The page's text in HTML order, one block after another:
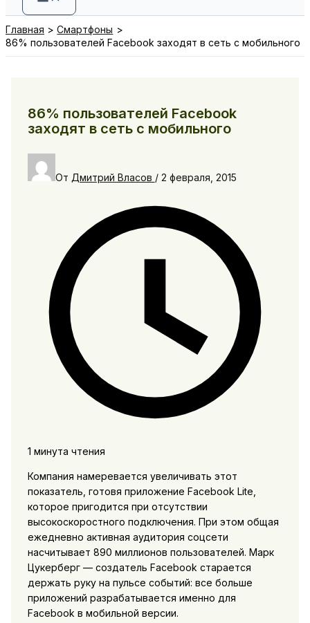
Главная
Смартфоны
86% пользователей Facebook заходят в сеть с мобильного
86% пользователей Facebook
заходят в сеть с мобильного
От Дмитрий Власов / 2 февраля, 2015
1 минута чтения
Компания намеревается увеличивать этот
показатель, готовя приложение Facebook Lite,
которое пригодится при отсутствии
высокоскоростного подключения. При этом общая
ежедневно активная аудитория соцсети
насчитывает 890 миллионов пользователей. Марк
Цукерберг — создатель Facebook старается
держать руку на пульсе событий: все больше
приложений разрабатывается именно для
Facebook в мобильной версии.